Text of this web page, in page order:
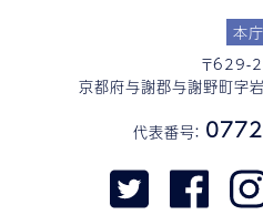
本庁
〒629-
京都府与謝郡与謝野町
代表番号：